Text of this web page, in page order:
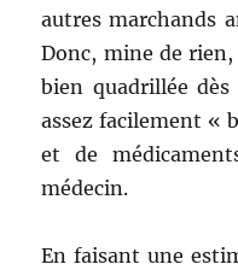
autres marchands
Donc, mine de
bien quadrillée
assez facilement «
et de
médecin.
En faisant une